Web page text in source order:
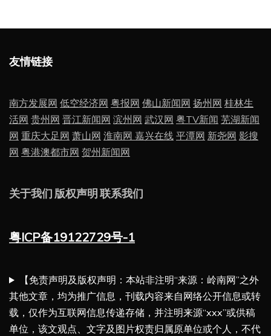
友情链接
南方发展网 低空经济网 粤报网 佛山新闻网 扬州网 桂林生
活网 贵州网 晋江新闻网 滨州网 武汉网 粤TV新闻 芜湖新闻
网 重庆大足网 萧山网 淮南网 嘉兴在线 平潭网 新尧网 影搜
网 粤港澳都市网 贺州新闻网
关于我们 版权声明 联系我们
粤ICP备19122729号-1
【免责声明及版权声明：本站非注明“来源：岭南网”之外
其他文章，均为推广信息，刊载内容来自网络公开信息或转
载，仅作为互联网信息传递存储，并注明来源“xxx”或供稿
单位，该文观点、文字及图片权责归属原单位或个人，不代